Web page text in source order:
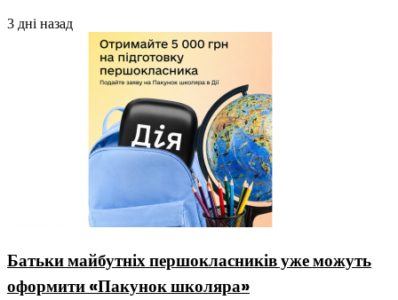
3 дні назад
Батьки майбутніх першокласників уже можуть
оформити «Пакунок школяра»